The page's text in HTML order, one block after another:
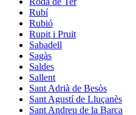
Rubí
Rubió
Rupit i Pruit
Sabadell
Sagàs
Saldes
Sallent
Sant Adrià de Besòs
Sant Agustí de Lluçanès
Sant Andreu de la Barca